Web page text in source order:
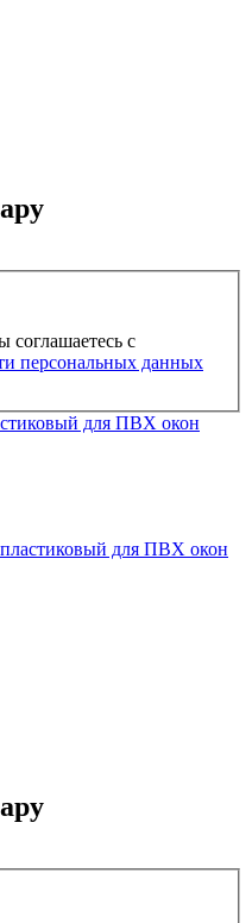
с
персональных данных
для ПВХ окон